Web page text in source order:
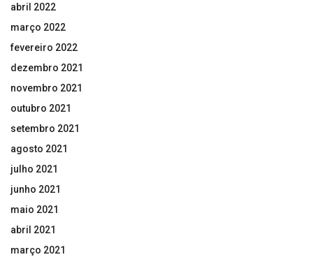
abril 2022
março 2022
fevereiro 2022
dezembro 2021
novembro 2021
outubro 2021
setembro 2021
agosto 2021
julho 2021
junho 2021
maio 2021
abril 2021
março 2021